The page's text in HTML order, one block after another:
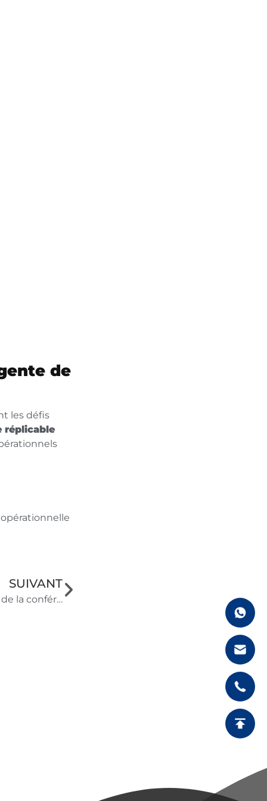
de
les défis
réplicable
SUIVANT
La technologie Hoson de Guangzhou brille lors de la conférence spéciale sino-française et sino-arabe: stratégie à double impulsion d'intégration d'équipements et de solutions personnalisées pour la coopération internationale en matière d'eau